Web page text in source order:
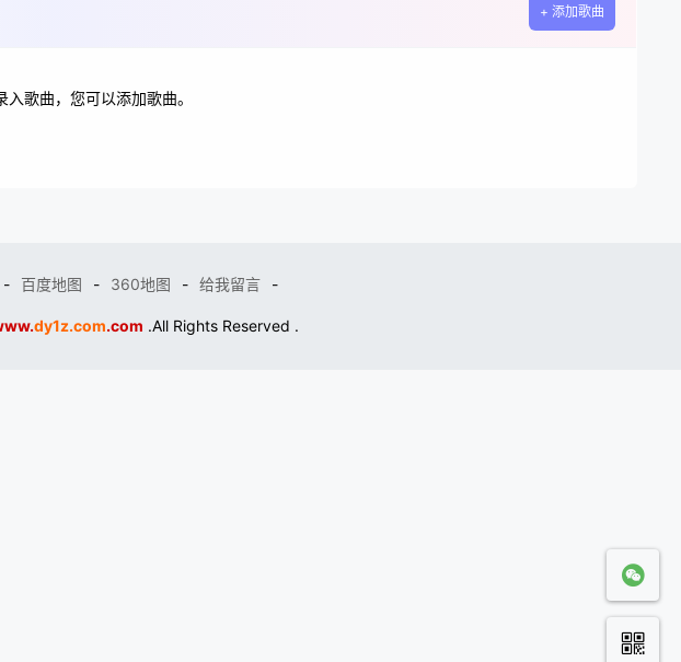
+ 添加歌曲
入歌曲，您可以添加歌曲。
- 百度地图 - 360地图 - 给我留言 -
dy1z.com.com .All Rights Reserved .